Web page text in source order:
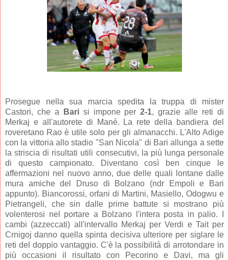
Prosegue nella sua marcia spedita la truppa di mister
Castori, che a
Barisi impone per 2-1, grazie alle reti di
Merkaj e all'autorete di Mané. La rete della bandiera del
roveretano Rao è utile solo per gli almanacchi. L'Alto Adige
con la vittoria allo stadio "San Nicola" di Bari allunga a sette
la striscia di risultati utili consecutivi, la più lunga personale
di questo campionato. Diventano così ben cinque le
affermazioni nel nuovo anno, due delle quali lontane dalle
mura amiche del Druso di Bolzano (ndr Empoli e Bari
appunto). Biancorossi, orfani di Martini, Masiello, Odogwu e
Pietrangeli, che sin dalle prime battute si mostrano più
volenterosi nel portare a Bolzano l'intera posta in palio. I
cambi (azzeccati) all'intervallo Merkaj per Verdi e Tait per
Crnigoj danno quella spinta decisiva ulteriore per siglare le
reti del doppio vantaggio. C'è la possibilità di arrotondare in
più occasioni il risultato con Pecorino e Davi, ma gli